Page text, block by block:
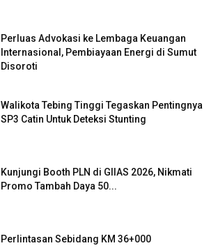
Perluas Advokasi ke Lembaga Keuangan
Internasional, Pembiayaan Energi di Sumut
Disoroti
Walikota Tebing Tinggi Tegaskan Pentingnya
SP3 Catin Untuk Deteksi Stunting
Kunjungi Booth PLN di GIIAS 2026, Nikmati
Promo Tambah Daya 50...
Perlintasan Sebidang KM 36+000